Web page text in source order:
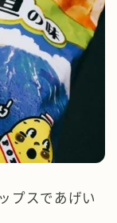
プスであげい